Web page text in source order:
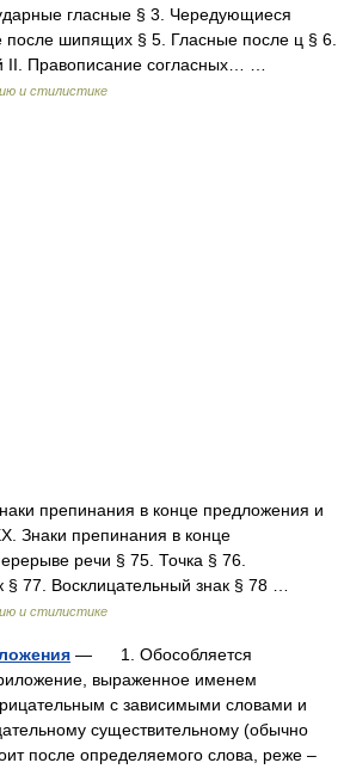
гласные § 3. Чередующиеся
после шипящих § 5. Гласные после ц § 6.
II. Правописание согласных… …
и стилистике
препинания в конце предложения и
Знаки препинания в конце
речи § 75. Точка § 76.
§ 77. Восклицательный знак § 78 …
и стилистике
— 1. Обособляется
выраженное именем
с зависимыми словами и
существительному (обычно
после определяемого слова, реже –